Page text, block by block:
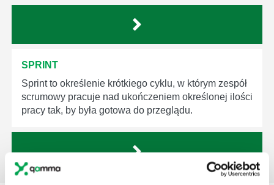
SPRINT
Sprint to określenie krótkiego cyklu, w którym zespół
scrumowy pracuje nad ukończeniem określonej ilości
pracy tak, by była gotowa do przeglądu.